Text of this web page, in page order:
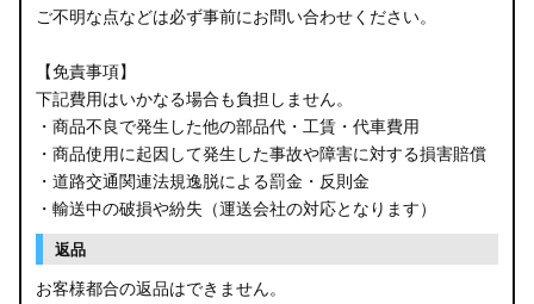
ご不明な点などは必ず事前にお問い合わせください。
【免責事項】
下記費用はいかなる場合も負担しません。
・商品不良で発生した他の部品代・工賃・代車費用
・商品使用に起因して発生した事故や障害に対する損害賠償
・道路交通関連法規逸脱による罰金・反則金
・輸送中の破損や紛失（運送会社の対応となります）
返品
お客様都合の返品はできません。